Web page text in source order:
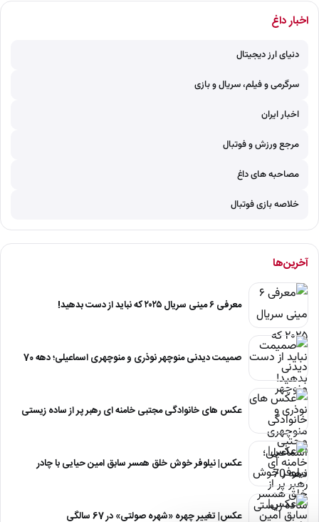
اخبار داغ
دنیای ارز دیجیتال
سرگرمی و فیلم، سریال و بازی
اخبار ایران
مرجع ورزش و فوتبال
مصاحبه های داغ
خلاصه بازی فوتبال
آخرین‌ها
معرفی ۶ مینی سریال ۲۰۲۵ که نباید از دست بدهید!
صمیمت دیدنی منوچهر نوذری و منوچهری اسماعیلی؛ دهه 70
عکس های خانوادگی مجتبی خامنه ای رهبر پر از ساده زیستی
عکس| نیلوفر خوش خلق همسر سابق امین حیایی با چادر
عکس| تغییر چهره «شهره صولتی» در 67 سالگی